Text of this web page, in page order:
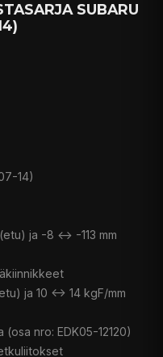
SUBARU
14)
ja -8 <-> -113 mm
ja 10 <-> 14 kgF/mm
nro: EDK05-12120)